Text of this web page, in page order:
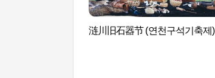
涟川旧石器节 (연천구석기축제)